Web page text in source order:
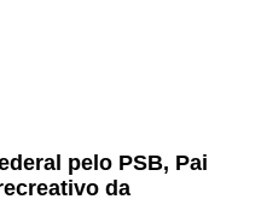
pelo PSB, Pai
da